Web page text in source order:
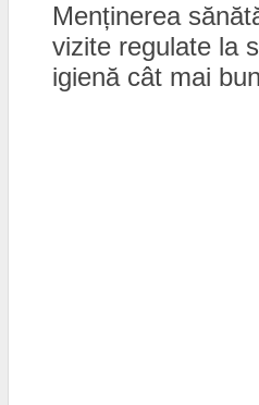
Menținerea
vizite regulate la
igienă cât mai